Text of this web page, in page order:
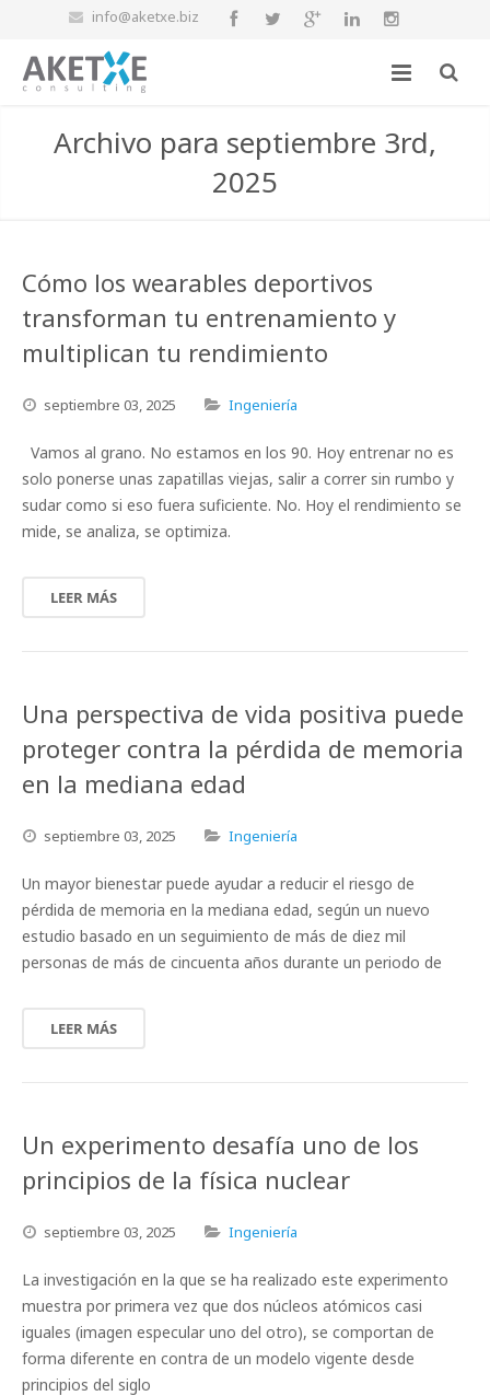
info@aketxe.biz
Archivo para septiembre 3rd,
2025
Cómo los wearables deportivos
transforman tu entrenamiento y
multiplican tu rendimiento
septiembre 03, 2025 Ingeniería
Vamos al grano. No estamos en los 90. Hoy entrenar no es
solo ponerse unas zapatillas viejas, salir a correr sin rumbo y
sudar como si eso fuera suficiente. No. Hoy el rendimiento se
mide, se analiza, se optimiza.
LEER MÁS
Una perspectiva de vida positiva puede
proteger contra la pérdida de memoria
en la mediana edad
septiembre 03, 2025 Ingeniería
Un mayor bienestar puede ayudar a reducir el riesgo de
pérdida de memoria en la mediana edad, según un nuevo
estudio basado en un seguimiento de más de diez mil
personas de más de cincuenta años durante un periodo de
LEER MÁS
Un experimento desafía uno de los
principios de la física nuclear
septiembre 03, 2025 Ingeniería
La investigación en la que se ha realizado este experimento
muestra por primera vez que dos núcleos atómicos casi
iguales (imagen especular uno del otro), se comportan de
forma diferente en contra de un modelo vigente desde
principios del siglo